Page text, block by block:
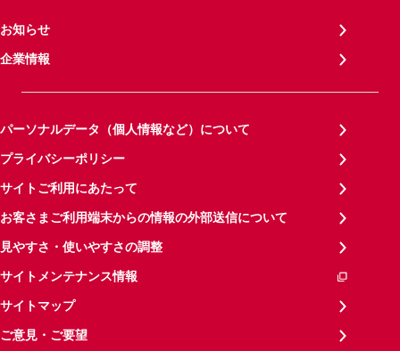
お知らせ
企業情報
パーソナルデータ（個人情報など）について
プライバシーポリシー
サイトご利用にあたって
お客さまご利用端末からの情報の外部送信について
見やすさ・使いやすさの調整
サイトメンテナンス情報
サイトマップ
ご意見・ご要望